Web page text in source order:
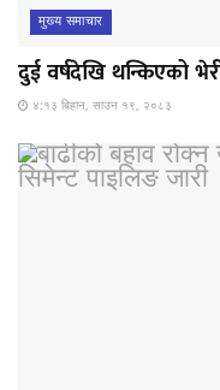
मुख्य समाचार
दुई वर्षदेखि थन्किएको
४:१३ बिहान, साउन १९, २०८३